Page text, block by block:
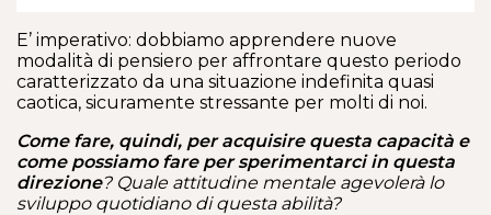
E’ imperativo: dobbiamo apprendere nuove
modalità di pensiero per affrontare questo periodo
caratterizzato da una situazione indefinita quasi
caotica, sicuramente stressante per molti di noi.
Come fare, quindi, per acquisire questa capacità e
come possiamo fare per sperimentarci in questa
direzione? Quale attitudine mentale agevolerà lo
sviluppo quotidiano di questa abilità?